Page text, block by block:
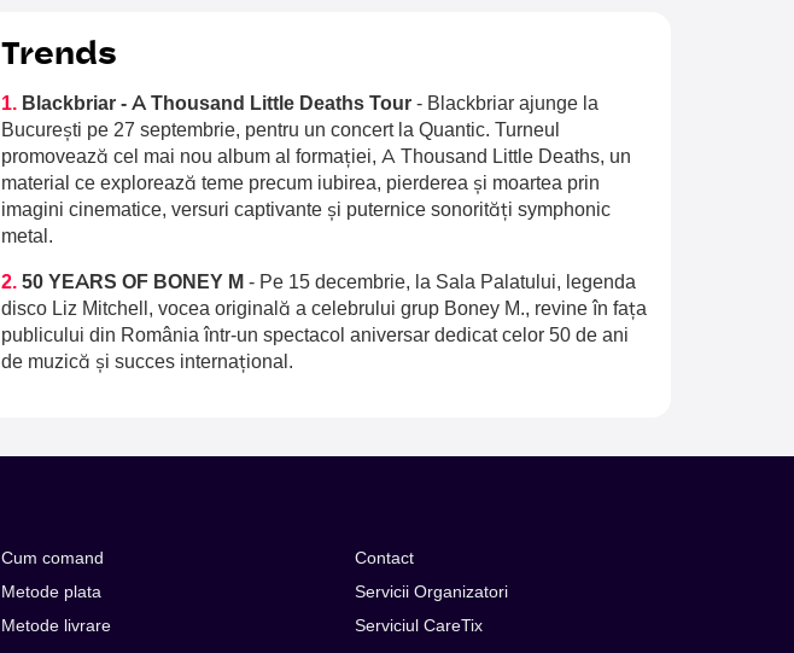
Trends
1. Blackbriar - A Thousand Little Deaths Tour - Blackbriar ajunge la
București pe 27 septembrie, pentru un concert la Quantic. Turneul
promovează cel mai nou album al formației, A Thousand Little Deaths, un
material ce explorează teme precum iubirea, pierderea și moartea prin
imagini cinematice, versuri captivante și puternice sonorități symphonic
metal.
2. 50 YEARS OF BONEY M - Pe 15 decembrie, la Sala Palatului, legenda
disco Liz Mitchell, vocea originală a celebrului grup Boney M., revine în fața
publicului din România într-un spectacol aniversar dedicat celor 50 de ani
de muzică și succes internațional.
Cum comand
Metode plata
Metode livrare
Contact
Servicii Organizatori
Serviciul CareTix